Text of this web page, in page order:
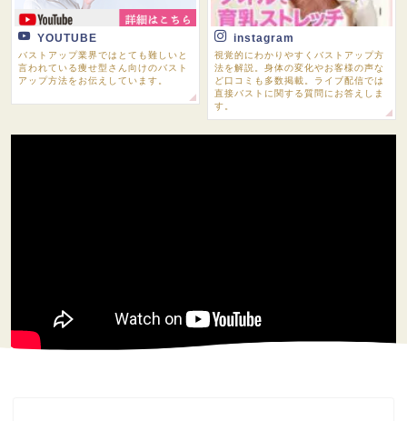
YOUTUBE
バストアップ業界ではとても難しいと
言われている痩せ型さん向けのバスト
アップ方法をお伝えしています。
instagram
視覚的にわかりやすくバストアップ方
法を解説。身体の変化やお客様の声な
ど口コミも多数掲載。ライブ配信では
直接バストに関する質問にお答えしま
す。